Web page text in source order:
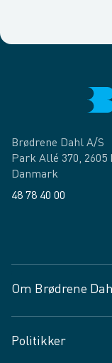
Brødrene Dahl A/S
Park Allé 370, 2605
Danmark
48 78 40 00
Om Brødrene
Vagttelefon 30 10 89
Politikker